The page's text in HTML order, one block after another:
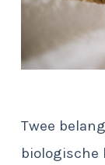
Twee
biologische